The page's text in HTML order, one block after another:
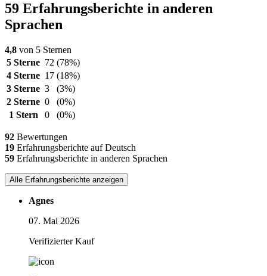
59 Erfahrungsberichte in anderen
Sprachen
4,8 von 5 Sternen
5 Sterne 72 (78%)
4 Sterne 17 (18%)
3 Sterne 3
(3%)
2 Sterne 0
(0%)
1 Stern
0 (0%)
92 Bewertungen
19 Erfahrungsberichte auf Deutsch
59 Erfahrungsberichte in anderen Sprachen
Alle Erfahrungsberichte anzeigen
Agnes
07. Mai 2026
Verifizierter Kauf